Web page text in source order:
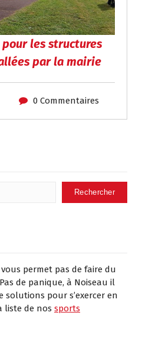
pour les structures
par la mairie
0 Commentaires
permet pas de faire du
de panique, à Noiseau il
solutions pour s’exercer en
liste de nos sports